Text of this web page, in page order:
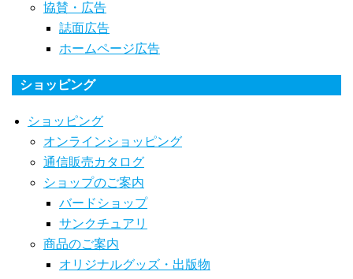
協賛・広告
誌面広告
ホームページ広告
ショッピング
ショッピング
オンラインショッピング
通信販売カタログ
ショップのご案内
バードショップ
サンクチュアリ
商品のご案内
オリジナルグッズ・出版物